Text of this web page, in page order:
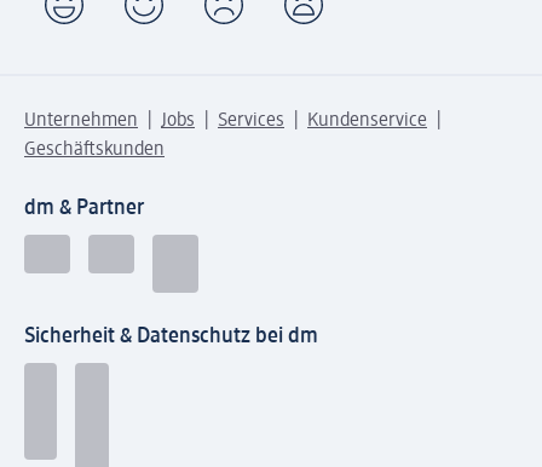
Unternehmen Jobs Services
Kundenservice
Geschäftskunden
dm & Partner
Sicherheit & Datenschutz bei dm